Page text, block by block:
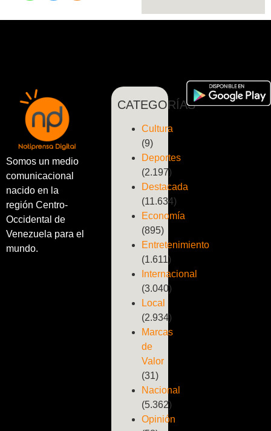
Somos un medio
comunicacional
nacido en la
región Centro-
Occidental de
Venezuela para el
mundo.
CATEGORÍAS
Cultura
(9)
Deportes
(2.197)
Destacada
(11.634)
Economía
(895)
Entretenimiento
(1.611)
Internacional
(3.040)
Local
(2.934)
Marcas
de
Valor
(31)
Nacional
(5.362)
Opinión